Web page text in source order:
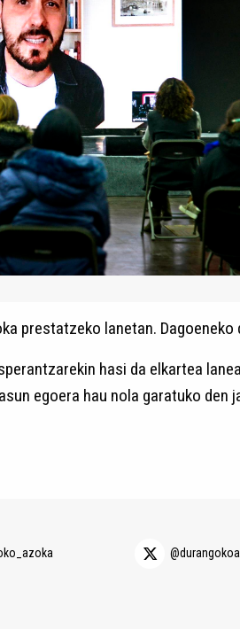
prestatzeko lanetan.
hasi da elkartea
egoera hau nola garatuko